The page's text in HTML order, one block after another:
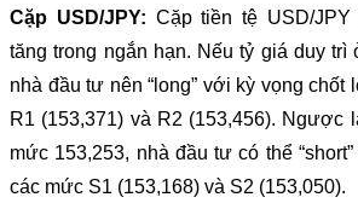
Cặp USD/JPY: Cặp tiền tệ USD/
tăng trong ngắn hạn. Nếu tỷ giá duy trì
nhà đầu tư nên “long” với kỳ vọng
R1 (153,371) và R2 (153,456).
mức 153,253, nhà đầu tư có thể
các mức S1 (153,168) và S2 (153,050).